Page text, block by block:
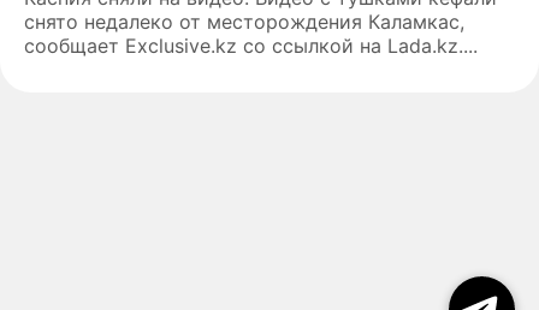
снято недалеко от месторождения Каламкас,
сообщает Exclusive.kz со ссылкой на Lada.kz....